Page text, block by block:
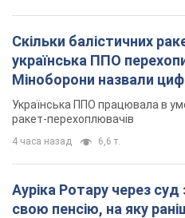
Скільки балістичних
українська ППО
Міноборони назвали
Українська ППО працювала в
ракет-перехоплювачів
4 часа назад 6,6 т.
Ауріка Ротару через суд
свою пенсію, на яку